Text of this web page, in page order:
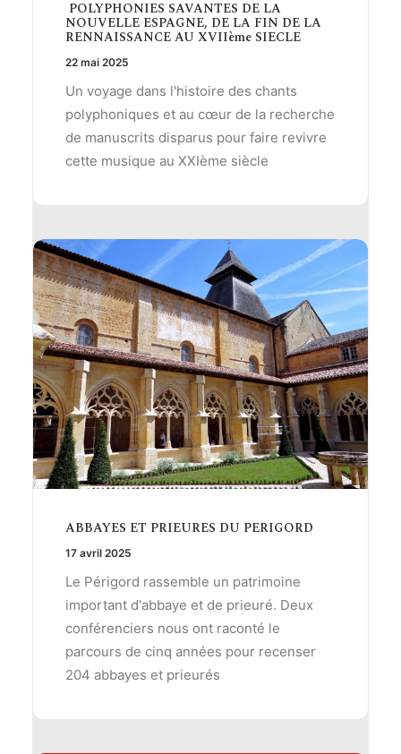
POLYPHONIES SAVANTES DE LA
NOUVELLE ESPAGNE, DE LA FIN DE LA
RENNAISSANCE AU XVIIème SIECLE
22 mai 2025
Un voyage dans l'histoire des chants
polyphoniques et au cœur de la recherche
de manuscrits disparus pour faire revivre
cette musique au XXIème siècle
ABBAYES ET PRIEURES DU PERIGORD
17 avril 2025
Le Périgord rassemble un patrimoine
important d'abbaye et de prieuré. Deux
conférenciers nous ont raconté le
parcours de cinq années pour recenser
204 abbayes et prieurés